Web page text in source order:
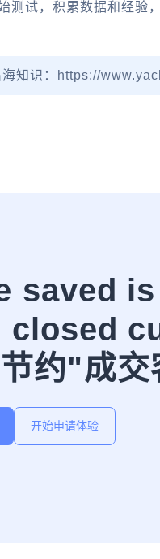
测试，积累数据和经验
海知识：https://
saved
closed
约"成交
开始申请体验